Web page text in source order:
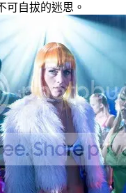
可自拔的迷思。